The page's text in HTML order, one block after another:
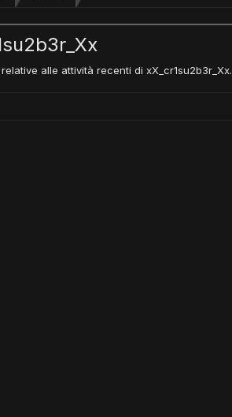
alle attività recenti di xX_cr1su2b3r_Xx.